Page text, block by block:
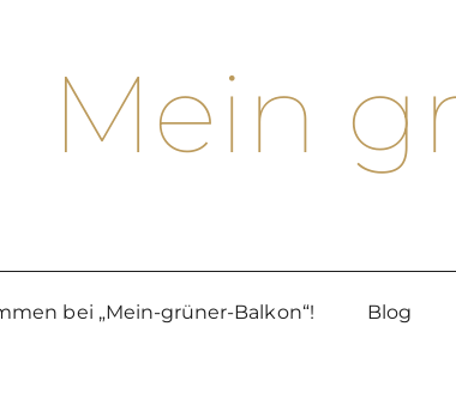
Mein
bei „Mein-grüner-Balkon“! Blog